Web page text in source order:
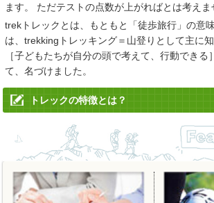
「 進学フェア2023春」、「コース料金改定」
「2023スケジュール」を更新しました。
2022/09/15
2022 親と子の私立・都立中学高校受験相談会
2022/06/13
」 「夏のはじめてキャンペーン」を
2022/04/12
進学フェア２０２２春」 を掲載しました。
ます。 ただテストの点数が上がればとは考えま
trekトレックとは、もともと「徒歩旅行」の意
は、trekkingトレッキング＝山登りとして主に知
［子どもたちが自分の頭で考えて、行動できる
て、名づけました。
トレックの特徴とは？